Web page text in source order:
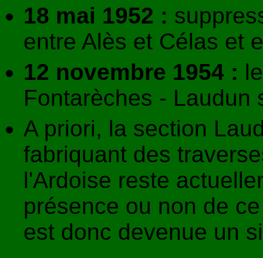
18 mai 1952 :
entre Alès et Célas et
12 novembre 1954 :
Fontarèches - Laudun
A priori, la section
fabriquant des
l'Ardoise reste
présence ou non de
est donc devenue un